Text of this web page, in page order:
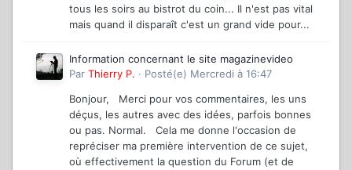
tous les soirs au bistrot du coin... Il n'est pas vital
mais quand il disparaît c'est un grand vide pour...
Information concernant le site magazinevideo
Par Thierry P. · Posté(e) Mercredi à 16:47
Bonjour, Merci pour vos commentaires, les uns
déçus, les autres avec des idées, parfois bonnes
ou pas. Normal. Cela me donne l'occasion de
repréciser ma première intervention de ce sujet,
où effectivement la question du Forum (et de